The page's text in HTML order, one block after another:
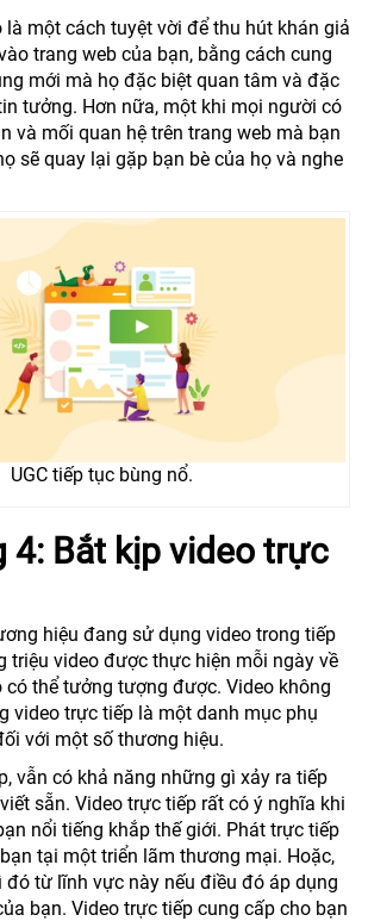
là một cách tuyệt vời để thu hút khán giả
trang web của bạn, bằng cách cung
mới mà họ đặc biệt quan tâm và đặc
tưởng. Hơn nữa, một khi mọi người có
và mối quan hệ trên trang web mà bạn
sẽ quay lại gặp bạn bè của họ và nghe
UGC tiếp tục bùng nổ.
4: Bắt kịp video trực
hiệu đang sử dụng video trong tiếp
triệu video được thực hiện mỗi ngày về
có thể tưởng tượng được. Video không
video trực tiếp là một danh mục phụ
với một số thương hiệu.
vẫn có khả năng những gì xảy ra tiếp
sẵn. Video trực tiếp rất có ý nghĩa khi
nổi tiếng khắp thế giới. Phát trực tiếp
tại một triển lãm thương mại. Hoặc,
đó từ lĩnh vực này nếu điều đó áp dụng
bạn. Video trực tiếp cung cấp cho bạn